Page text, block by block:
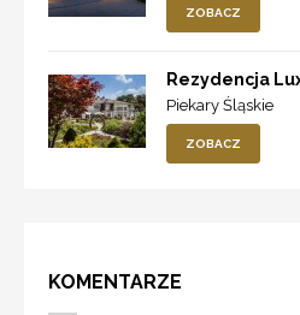
ZOBACZ
Rezydencja
Piekary Śląskie
ZOBACZ
KOMENTARZE